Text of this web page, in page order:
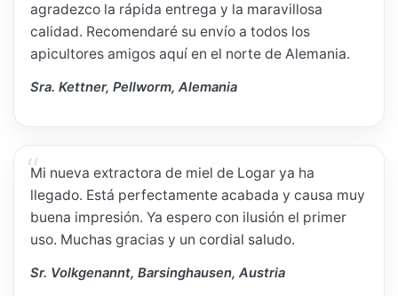
agradezco la rápida entrega y la maravillosa
calidad. Recomendaré su envío a todos los
apicultores amigos aquí en el norte de Alemania.
Sra. Kettner, Pellworm, Alemania
Mi nueva extractora de miel de Logar ya ha
llegado. Está perfectamente acabada y causa muy
buena impresión. Ya espero con ilusión el primer
uso. Muchas gracias y un cordial saludo.
Sr. Volkgenannt, Barsinghausen, Austria